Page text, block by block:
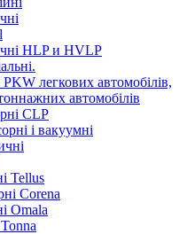
HLP и HVLP
легкових автомобілів,
автомобілів
CLP
і вакуумні
Tellus
Corena
Omala